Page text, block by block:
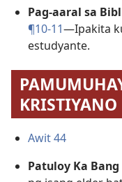
Pag-aaral sa
¶10-11—Ipakita
estudyante.
KRISTIYANO
Awit 44
Patuloy Ka